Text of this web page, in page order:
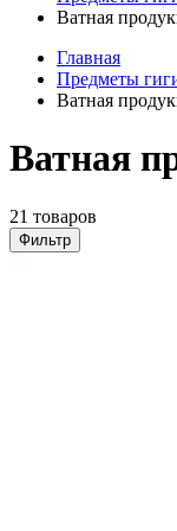
Ватная
Главная
Предметы
Ватная
Ватная
21 товаров
Фильтр